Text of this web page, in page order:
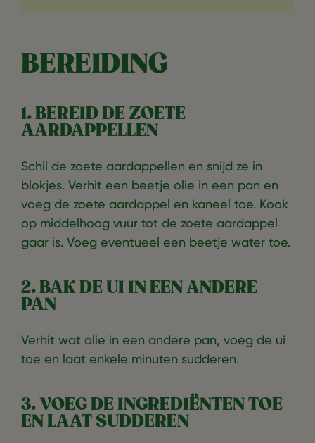
BEREIDING
1. BEREID DE ZOETE
AARDAPPELLEN
Schil de zoete aardappellen en snijd ze in
blokjes. Verhit een beetje olie in een pan en
voeg de zoete aardappel en kaneel toe. Kook
op middelhoog vuur tot de zoete aardappel
gaar is. Voeg eventueel een beetje water toe.
2. BAK DE UI IN EEN ANDERE
PAN
Verhit wat olie in een andere pan, voeg de ui
toe en laat enkele minuten sudderen.
3. VOEG DE INGREDIËNTEN TOE
EN LAAT SUDDEREN